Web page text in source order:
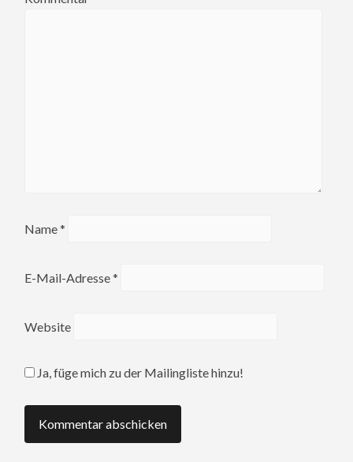
Name*
E-Mail-Adresse*
Website
Ja, füge mich zu der Mailingliste hinzu!